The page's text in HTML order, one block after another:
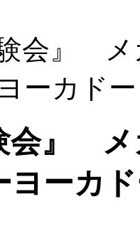
験会』
ーカド
会』
ヨーカ